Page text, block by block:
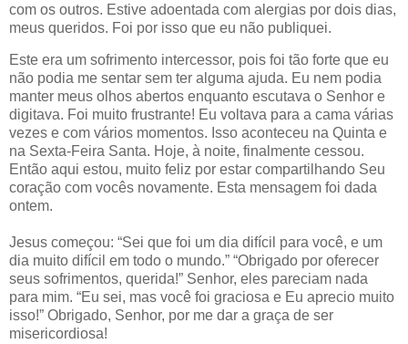
com os outros. Estive adoentada com alergias por dois dias,
meus queridos. Foi por isso que eu não publiquei.
Este era um sofrimento intercessor, pois foi tão forte que eu
não podia me sentar sem ter alguma ajuda. Eu nem podia
manter meus olhos abertos enquanto escutava o Senhor e
digitava. Foi muito frustrante! Eu voltava para a cama várias
vezes e com vários momentos. Isso aconteceu na Quinta e
na Sexta-Feira Santa. Hoje, à noite, finalmente cessou.
Então aqui estou, muito feliz por estar compartilhando Seu
coração com vocês novamente. Esta mensagem foi dada
ontem.
Jesus começou: “Sei que foi um dia difícil para você, e um
dia muito difícil em todo o mundo.” “Obrigado por oferecer
seus sofrimentos, querida!” Senhor, eles pareciam nada
para mim. “Eu sei, mas você foi graciosa e Eu aprecio muito
isso!” Obrigado, Senhor, por me dar a graça de ser
misericordiosa!